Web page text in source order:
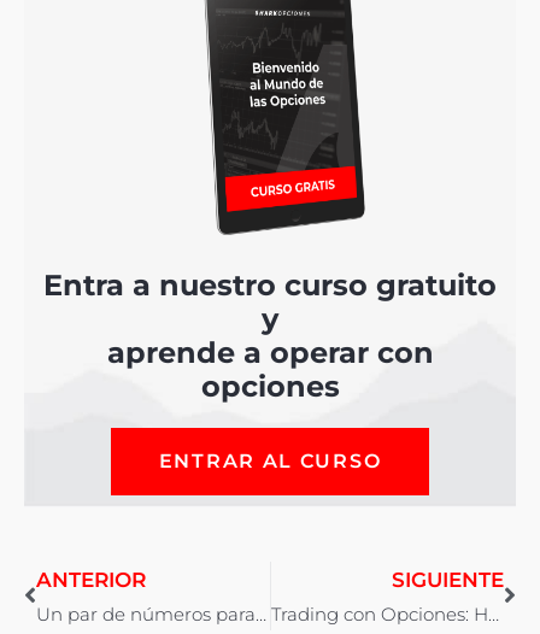
Entra a nuestro curso gratuito
y
aprende a operar con
opciones
ENTRAR AL CURSO
ANTERIOR
Un par de números para tu trading y último aviso
SIGUIENTE
Trading con Opciones: Hueco de Rotura